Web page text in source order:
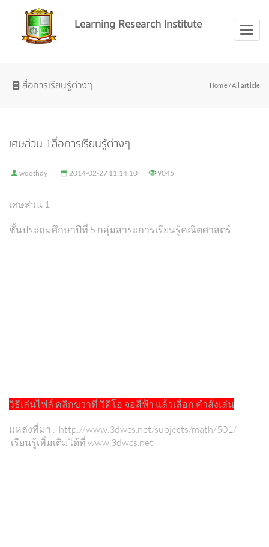
Learning Research Institute
สื่อการเรียนรู้ต่างๆ Home /All article
เศษส่วน 1สื่อการเรียนรู้ต่างๆ
woothdy 2014-02-27 11:14:10 9045
เศษส่วน 1
ชั้นประถมศึกษาปีที่ 5 กลุ่มสาระการเรียนรู้คณิตศาสตร์
วิธีเล่นไฟล์ คลิกขวาที่ วิดีโอ จอสีฟ้า แล้วเลือก คำสั่งเล่น
แหล่งที่มา : http://www.3dwcs.net/subjects/math/501/
เรียนรู้เพิ่มเติมได้ที่ www.3dwcs.net